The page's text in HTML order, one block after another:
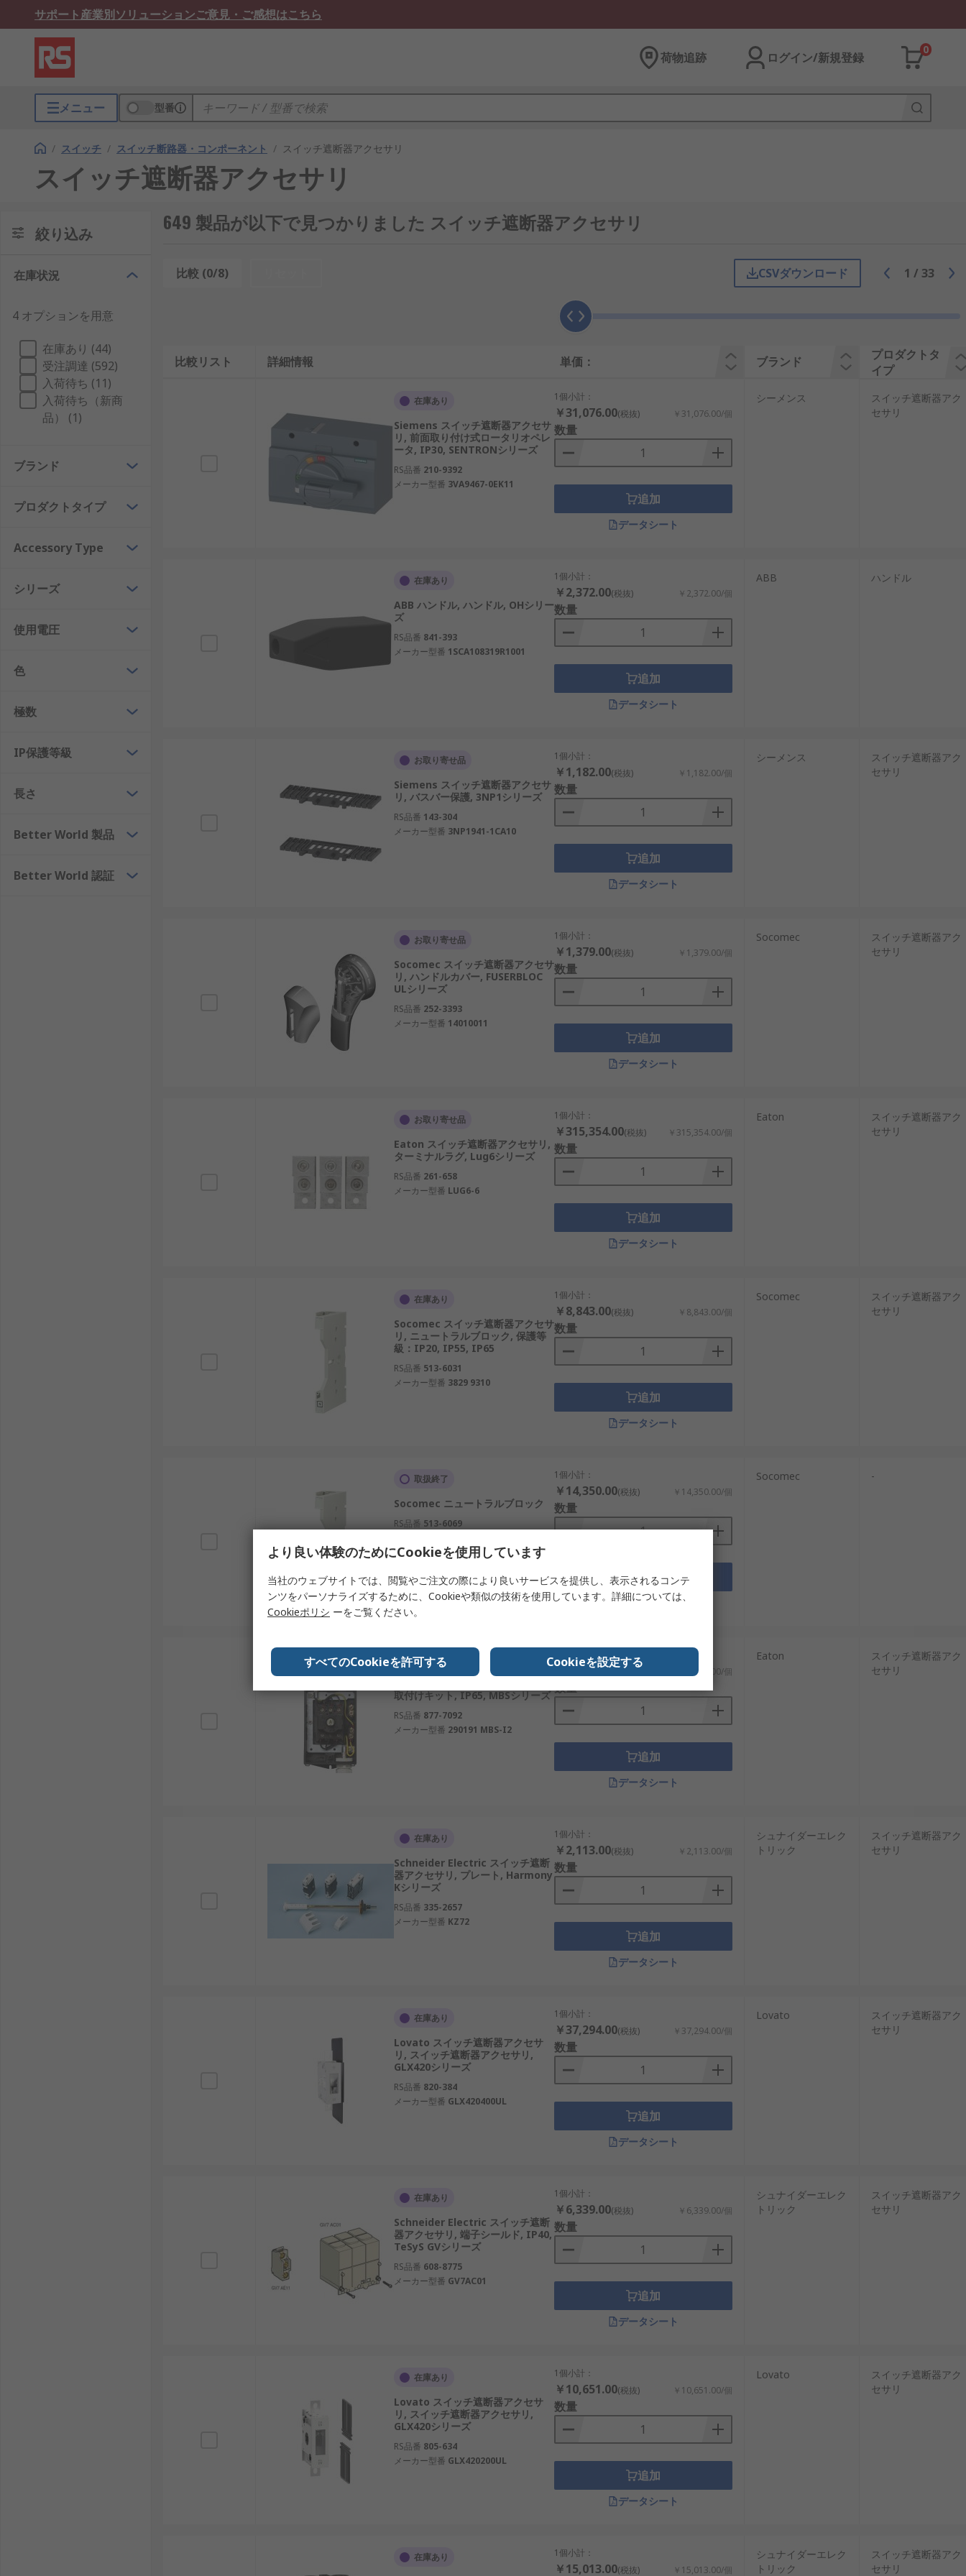
サポート産業別ソリューションご意見・ご感想はこちら
荷物追跡 ログイン/新規登録
0
メニュー 型番
/ スイッチ / スイッチ断路器・コンポーネント / スイッチ遮断器アクセサリ
スイッチ遮断器アクセサリ
絞り込み
在庫状況
4 オプションを用意
在庫あり (44)
受注調達 (592)
入荷待ち (11)
入荷待ち（新商
品） (1)
ブランド
プロダクトタイプ
Accessory Type
シリーズ
使用電圧
色
極数
IP保護等級
長さ
Better World 製品
Better World 認証
649 製品が以下で見つかりました スイッチ遮断器アクセサリ
比較 (0/8) CSVダウンロード 1 / 33
比較リスト 詳細情報 単価： ブランド
プロダクトタ
イプ
在庫あり
Siemens スイッチ遮断器アクセサ
リ, 前面取り付け式ロータリオペレ
ータ, IP30, SENTRONシリーズ
RS品番 210-9392
メーカー型番 3VA9467-0EK11
1個小計：
￥31,076.00(税抜) ￥31,076.00/個
数量
追加
データシート
シーメンス
スイッチ遮断器アク
セサリ
在庫あり
ABB ハンドル, ハンドル, OHシリー
ズ
RS品番 841-393
メーカー型番 1SCA108319R1001
1個小計：
￥2,372.00(税抜) ￥2,372.00/個
数量
追加
データシート
ABB ハンドル
お取り寄せ品
Siemens スイッチ遮断器アクセサ
リ, バスバー保護, 3NP1シリーズ
RS品番 143-304
メーカー型番 3NP1941-1CA10
1個小計：
￥1,182.00(税抜) ￥1,182.00/個
数量
追加
データシート
シーメンス
スイッチ遮断器アク
セサリ
お取り寄せ品
Socomec スイッチ遮断器アクセサ
リ, ハンドルカバー, FUSERBLOC
ULシリーズ
RS品番 252-3393
メーカー型番 14010011
1個小計：
￥1,379.00(税抜) ￥1,379.00/個
数量
追加
データシート
Socomec
スイッチ遮断器アク
セサリ
お取り寄せ品
Eaton スイッチ遮断器アクセサリ,
ターミナルラグ, Lug6シリーズ
RS品番 261-658
メーカー型番 LUG6-6
1個小計：
￥315,354.00(税抜) ￥315,354.00/個
数量
追加
データシート
Eaton
スイッチ遮断器アク
セサリ
在庫あり
Socomec スイッチ遮断器アクセサ
リ, ニュートラルブロック, 保護等
級：IP20, IP55, IP65
RS品番 513-6031
メーカー型番 3829 9310
1個小計：
￥8,843.00(税抜) ￥8,843.00/個
数量
追加
データシート
Socomec
スイッチ遮断器アク
セサリ
取扱終了
Socomec ニュートラルブロック
RS品番 513-6069
1個小計：
￥14,350.00(税抜) ￥14,350.00/個
数量
追加
データシート
Socomec -
在庫あり
取付けキット, IP65, MBSシリーズ
RS品番 877-7092
メーカー型番 290191 MBS-I2
1個小計：
￥4,616.00(税抜) ￥4,616.00/個
数量
追加
データシート
Eaton
スイッチ遮断器アク
セサリ
在庫あり
Schneider Electric スイッチ遮断
器アクセサリ, プレート, Harmony
Kシリーズ
RS品番 335-2657
メーカー型番 KZ72
1個小計：
￥2,113.00(税抜) ￥2,113.00/個
数量
追加
データシート
シュナイダーエレク
トリック
スイッチ遮断器アク
セサリ
在庫あり
Lovato スイッチ遮断器アクセサ
リ, スイッチ遮断器アクセサリ,
GLX420シリーズ
RS品番 820-384
メーカー型番 GLX420400UL
1個小計：
￥37,294.00(税抜) ￥37,294.00/個
数量
追加
データシート
Lovato
スイッチ遮断器アク
セサリ
在庫あり
Schneider Electric スイッチ遮断
器アクセサリ, 端子シールド, IP40,
TeSyS GVシリーズ
RS品番 608-8775
メーカー型番 GV7AC01
1個小計：
￥6,339.00(税抜) ￥6,339.00/個
数量
追加
データシート
シュナイダーエレク
トリック
スイッチ遮断器アク
セサリ
在庫あり
Lovato スイッチ遮断器アクセサ
リ, スイッチ遮断器アクセサリ,
GLX420シリーズ
RS品番 805-634
メーカー型番 GLX420200UL
1個小計：
￥10,651.00(税抜) ￥10,651.00/個
数量
追加
データシート
Lovato
スイッチ遮断器アク
セサリ
在庫あり 1個小計：
￥15,013.00(税抜) ￥15,013.00/個
シュナイダーエレク
トリック
スイッチ遮断器アク
セサリ
より良い体験のためにCookieを使用しています
当社のウェブサイトでは、閲覧やご注文の際により良いサービスを提供し、表示されるコンテ
ンツをパーソナライズするために、Cookieや類似の技術を使用しています。詳細については、
Cookieポリシ ーをご覧ください。
すべてのCookieを許可する Cookieを設定する